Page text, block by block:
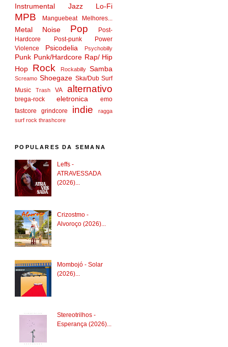
Instrumental Jazz Lo-Fi
MPB Manguebeat Melhores...
Metal Noise Pop
Post-
Hardcore
Post-punk
Power
Violence
Psicodelia Psychobilly
Punk Punk/Hardcore Rap/ Hip
Hop
Rock Rockabilly Samba
Screamo Shoegaze Ska/Dub Surf
Music
Trash VA alternativo
brega-rock eletronica
emo
fastcore
grindcore indie
ragga
surf rock thrashcore
POPULARES DA SEMANA
Leffs -
ATRAVESSADA
(2026)...
Crizostmo -
Alvoroço (2026)...
Mombojó - Solar
(2026)...
Stereotrilhos -
Esperança (2026)...